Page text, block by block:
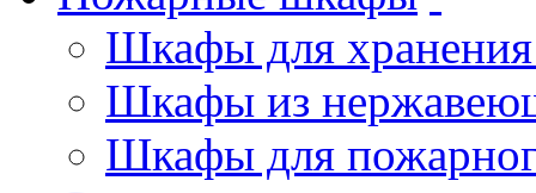
Шкафы для хранения
Шкафы из
Шкафы для